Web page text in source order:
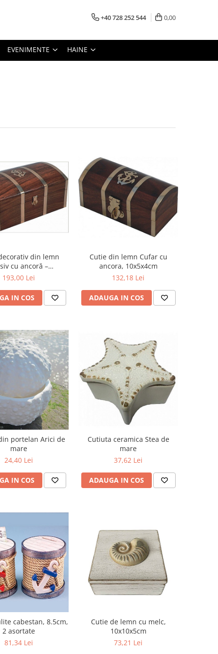
+40 728 252 544 0,00
EVENIMENTE HAINE
din lemn
cu ancoră –
193,00 Lei
IN COS
Cutie din lemn Cufar cu
ancora, 10x5x4cm
132,18 Lei
ADAUGA IN COS
portelan Arici de
mare
24,40 Lei
IN COS
Cutiuta ceramica Stea de
mare
37,62 Lei
ADAUGA IN COS
cabestan, 8.5cm,
2 asortate
81,34 Lei
Cutie de lemn cu melc,
10x10x5cm
73,21 Lei